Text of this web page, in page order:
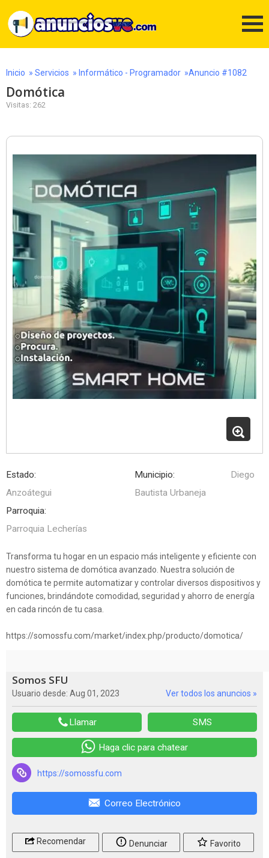
Inicio » Servicios » Informático - Programador »Anuncio #1082
Domótica
Visitas: 262
Estado:
Anzoátegui
Municipio:
Diego
Bautista Urbaneja
Parroquia:
Parroquia Lecherías
Transforma tu hogar en un espacio más inteligente y eficiente con
nuestro sistema de domótica avanzado. Nuestra solución de
domótica te permite automatizar y controlar diversos dispositivos y
funciones, brindándote comodidad, seguridad y ahorro de energía
en cada rincón de tu casa.
https://somossfu.com/market/index.php/producto/domotica/
Somos SFU
Usuario desde: Aug 01, 2023 Ver todos los anuncios »
Llamar SMS
Haga clic para chatear
https://somossfu.com
Correo Electrónico
Recomendar Denunciar Favorito